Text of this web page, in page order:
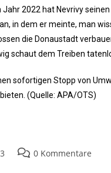
2022 hat Nevrivy
in dem er meinte, man
die Donaustadt
schaut dem Treiben
sofortigen Stopp von
(Quelle: APA/OTS)
0 Kommentare